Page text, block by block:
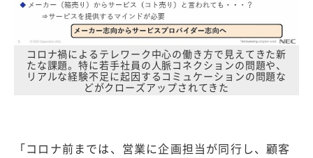
コロナ禍によるテレワーク中心の働き方で見えてきた新
たな課題。特に若手社員の人脈コネクションの問題や、
リアルな経験不足に起因するコミュケーションの問題な
どがクローズアップされてきた
「コロナ前までは、営業に企画担当が同行し、顧客